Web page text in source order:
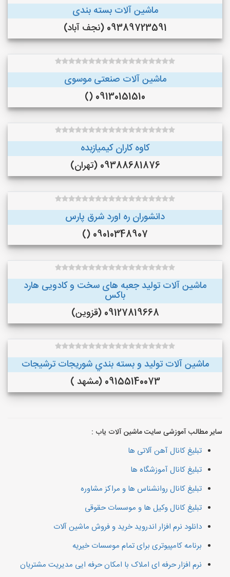
ماشین آلات بسته بندی
09389723591 (نجف‌ آباد)
ماشین آلات صنعتی موسوی
09130151510 ()
کاوه کاران کیمیازبده
09388681876 (تهران)
دانشوران ره اورد شرق پارس
09010348907 ()
ماشین آلات تولید جعبه های سخت و کادویی هارد
باکس
09127819668 (قزوین)
ماشین آلات توليد و بسته بندي شوريجات ترشيجات
09155140073 (مشهد )
سایر مطالب آموزشی سایت ماشین آلات یاب :
تبلیغ کانال آهن آلاتی ها
تبلیغ کانال آموزشگاه ها
تبلیغ کانال روانشناس ها و مراکز مشاوره
تبلیغ کانال وکیل ها و موسسات حقوقی
دانلود نرم افزار اندروید خرید و فروش ماشین آلات
برنامه کامپیوتری برای تمام موسسات خیریه
نرم افزار حرفه ای املاک با امکان حرفه ایی مدیریت مشتریان